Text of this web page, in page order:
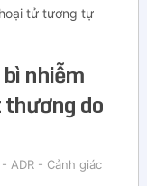
tử tương tự
nhiễm
do
- ADR - Cảnh giác